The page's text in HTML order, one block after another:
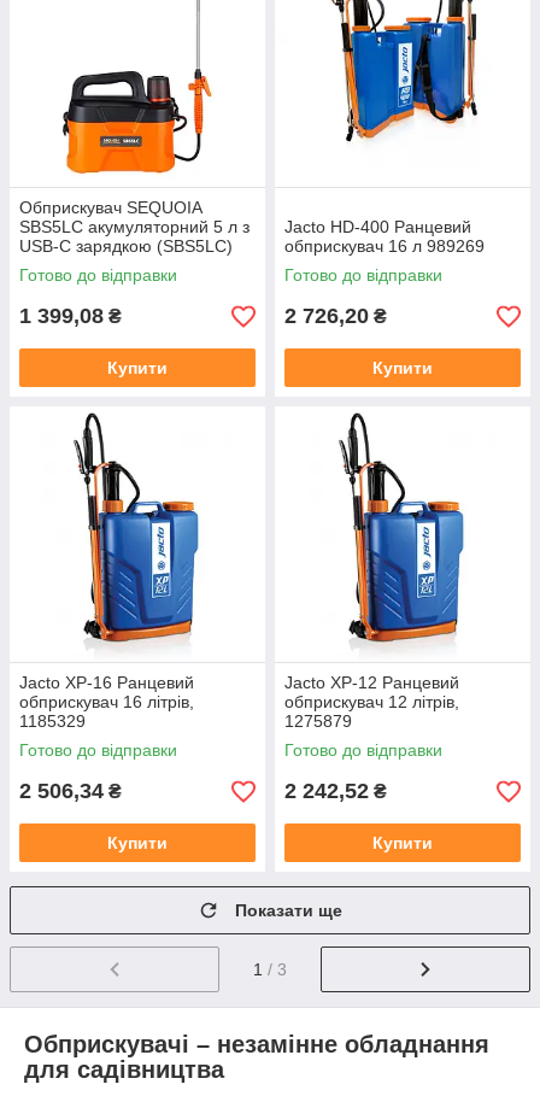
Обприскувач SEQUOIA
SBS5LC акумуляторний 5 л з
USB-C зарядкою (SBS5LC)
Готово до відправки
1 399,08 ₴
Купити
Jacto HD-400 Ранцевий
обприскувач 16 л 989269
Готово до відправки
2 726,20 ₴
Купити
Jacto XP-16 Ранцевий
обприскувач 16 літрів,
1185329
Готово до відправки
2 506,34 ₴
Купити
Jacto XP-12 Ранцевий
обприскувач 12 літрів,
1275879
Готово до відправки
2 242,52 ₴
Купити
Показати ще
1 / 3
Обприскувачі – незамінне обладнання
для садівництва